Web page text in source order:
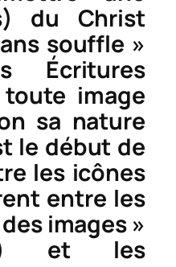
) du Christ
souffle »
toute image
sa nature
le début de
les icônes
entre les
images »
et les